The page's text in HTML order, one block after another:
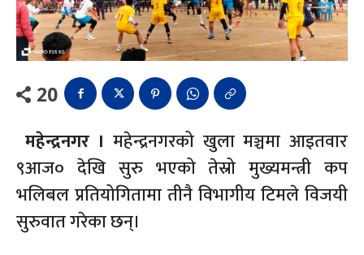
20
महेन्द्रनगर । महेन्द्रनगरको खुला मञ्चमा आइतवार
९आज० देखि सुरु भएको तेस्रो मुख्यमन्त्री कप
भलिबल प्रतियोगितामा तीनै विभागीय टिमले विजयी
सुरुवात गरेका छन्।